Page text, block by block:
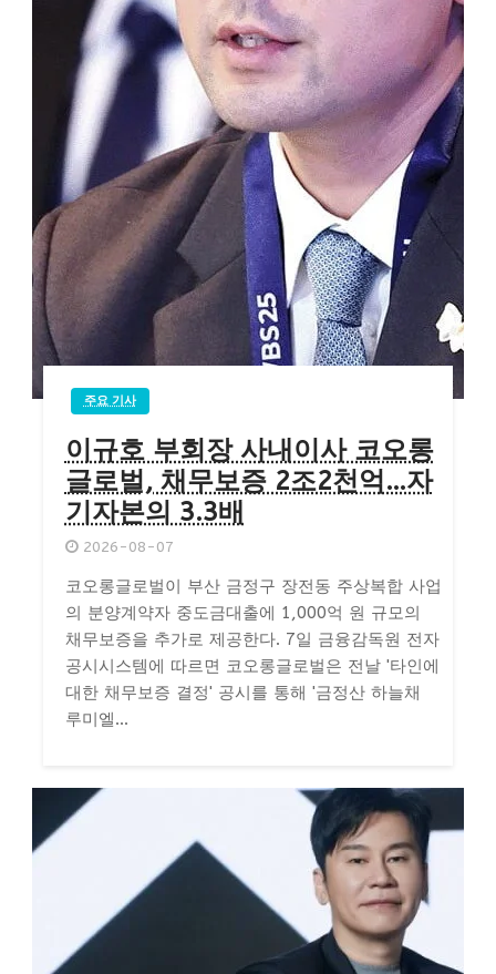
주요 기사
이규호 부회장 사내이사 코오롱
글로벌, 채무보증 2조2천억…자
기자본의 3.3배
2026-08-07
코오롱글로벌이 부산 금정구 장전동 주상복합 사업
의 분양계약자 중도금대출에 1,000억 원 규모의
채무보증을 추가로 제공한다. 7일 금융감독원 전자
공시시스템에 따르면 코오롱글로벌은 전날 '타인에
대한 채무보증 결정' 공시를 통해 '금정산 하늘채
루미엘...